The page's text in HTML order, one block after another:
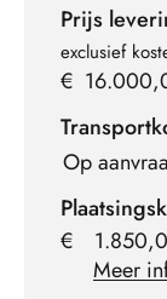
Prijs
exclusief
€
Op
€
Meer